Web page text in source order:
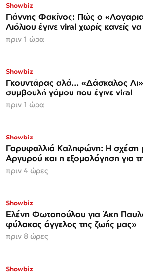
Showbiz
Γιάννης Φακίνος: Πώς ο
Λιόλιου έγινε viral χωρίς κανείς να
πριν 1 ώρα
Showbiz
Γκουντάρας αλά... «Δάσκαλος Λι»! - Η
συμβουλή γάμου που έγινε viral
πριν 1 ώρα
Showbiz
Γαρυφαλλιά Καληφώνη: Η σχέση
Αργυρού και η εξομολόγηση για
πριν 4 ώρες
Showbiz
Ελένη Φωτοπούλου για Άκη
φύλακας άγγελος της ζωής μας»
πριν 8 ώρες
Showbiz